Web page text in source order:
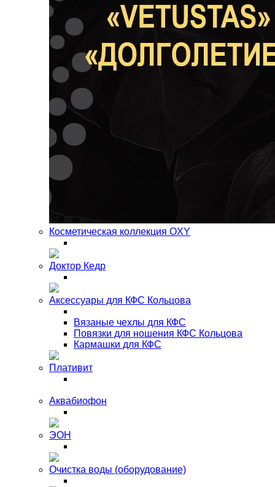
Косметическая коллекция OXY
Доктор Кедр
Аксессуары для КФС Кольцова
Вязаные чехлы для КФС
Повязки для ношения КФС Кольцова
Кармашки для КФС
Плативит
Аквабиофон
ЭОН
Очистка воды (оборудование)